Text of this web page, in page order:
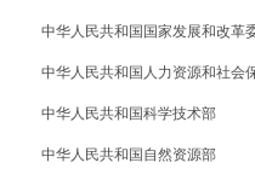
中华人民共和国国家发展和改革
中华人民共和国人力资源和社会
中华人民共和国科学技术部
中华人民共和国自然资源部